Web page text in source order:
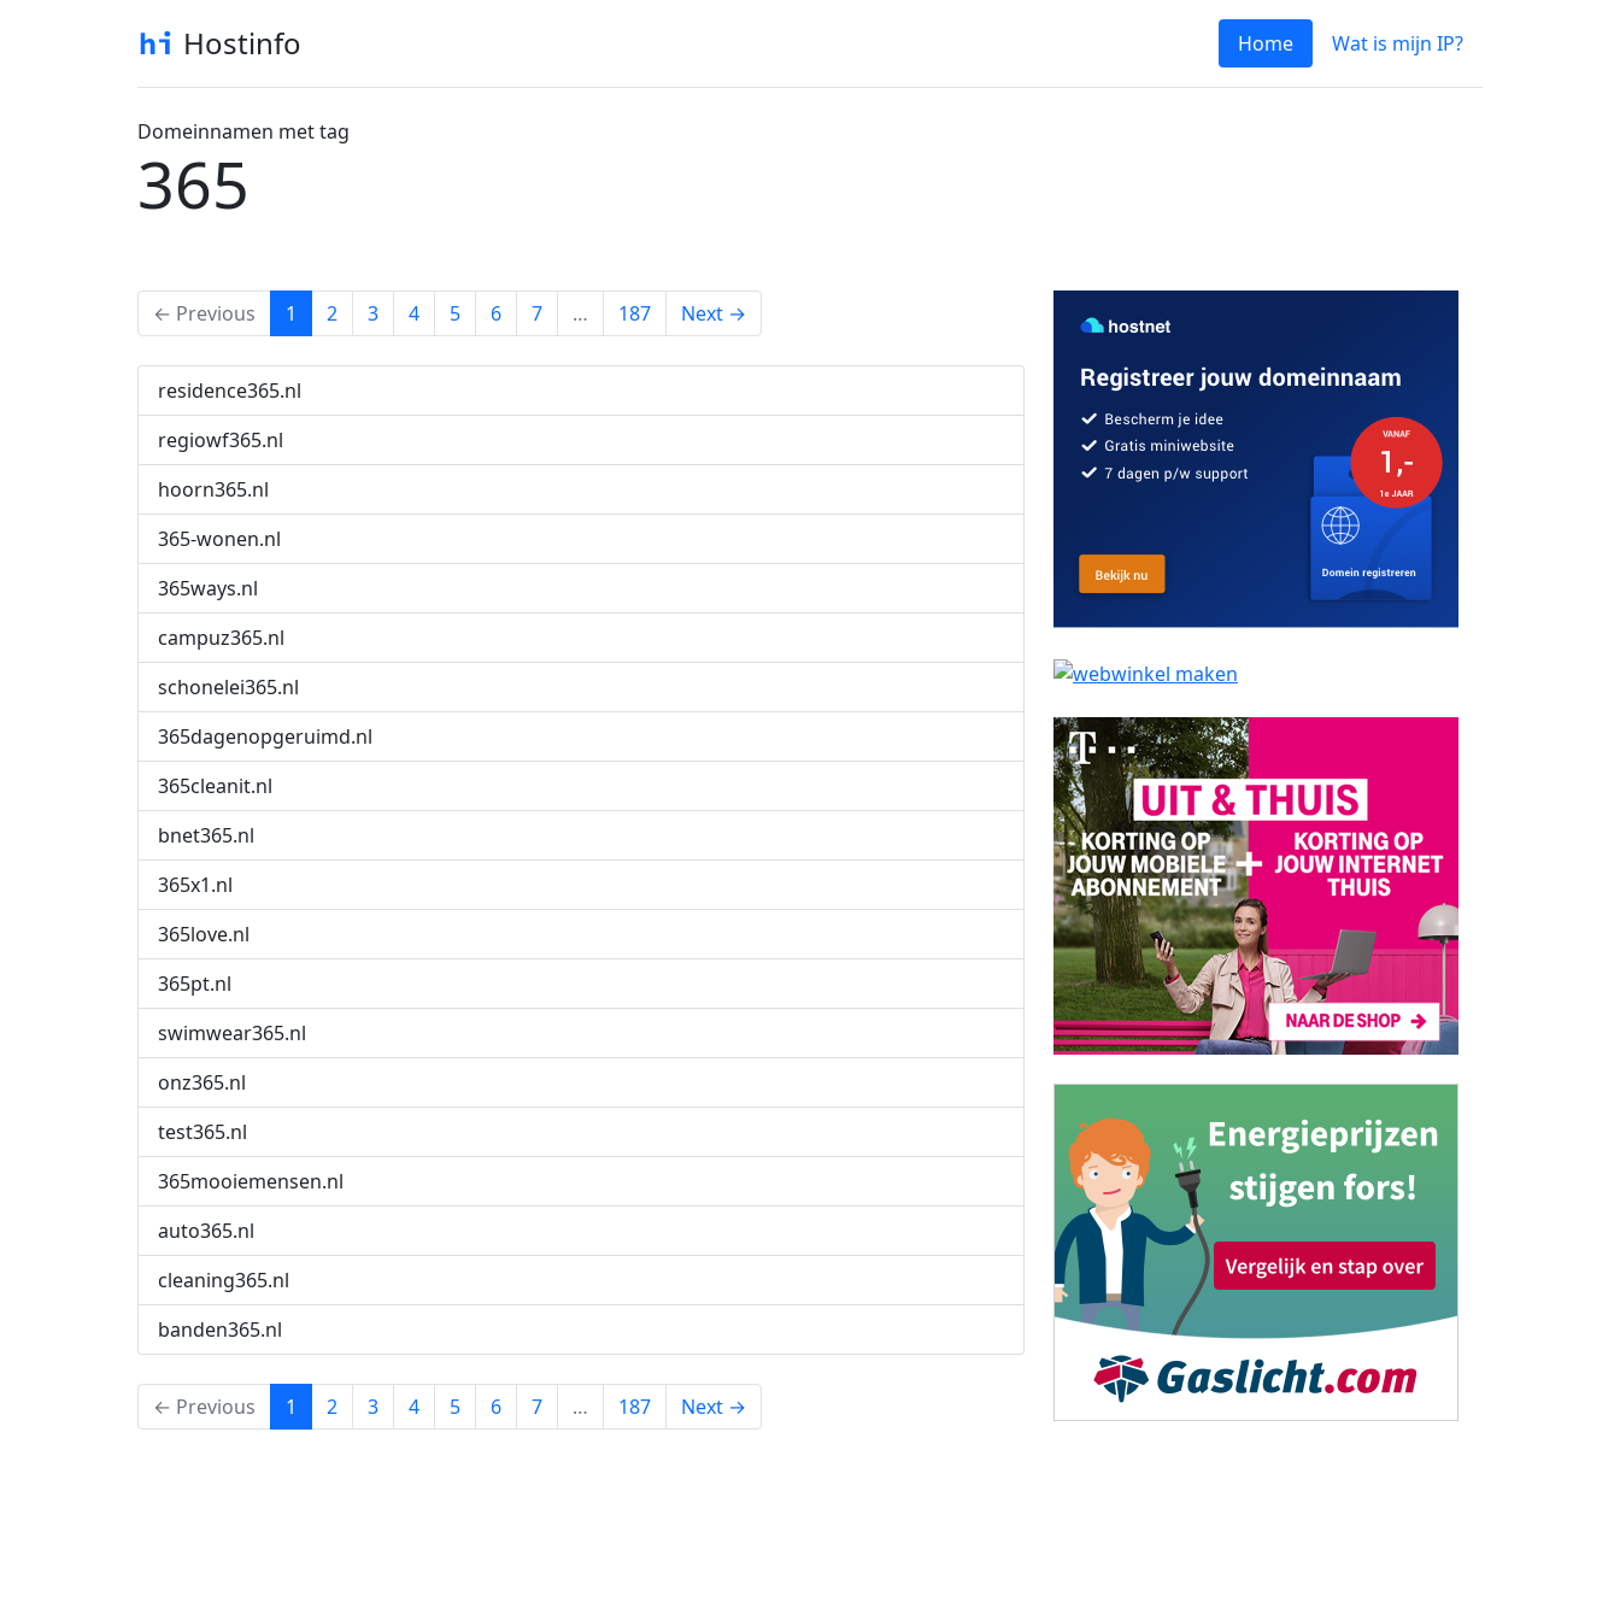
Hostinfo Home Wat is mijn IP?
Domeinnamen met tag
365
← Previous 1 (current)
2 3 4 5 6 7 … 187 Next →
residence365.nl
regiowf365.nl
hoorn365.nl
365-wonen.nl
365ways.nl
campuz365.nl
schonelei365.nl
365dagenopgeruimd.nl
365cleanit.nl
bnet365.nl
365x1.nl
365love.nl
365pt.nl
swimwear365.nl
onz365.nl
test365.nl
365mooiemensen.nl
auto365.nl
cleaning365.nl
banden365.nl
← Previous 1 (current)
2 3 4 5 6 7 … 187 Next →